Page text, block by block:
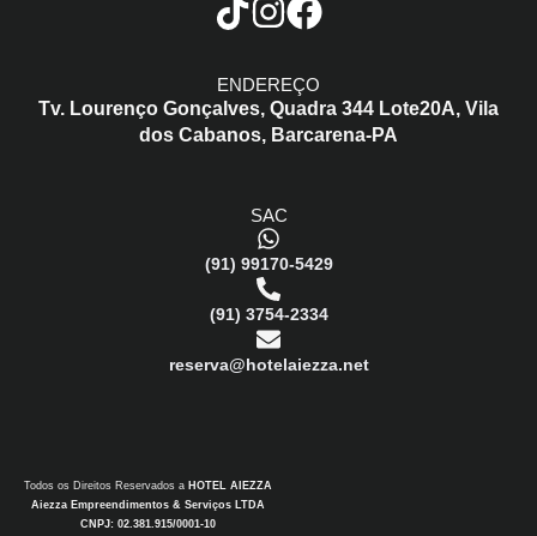
SAC
(91) 99170-5429
(91) 3754-2334
reserva@hotelaiezza.net
ENDEREÇO
Tv. Lourenço Gonçalves, Quadra 344 Lote20A, Vila
dos Cabanos, Barcarena-PA
Todos os Direitos Reservados a HOTEL AIEZZA
Aiezza Empreendimentos & Serviços LTDA
CNPJ: 02.381.915/0001-10